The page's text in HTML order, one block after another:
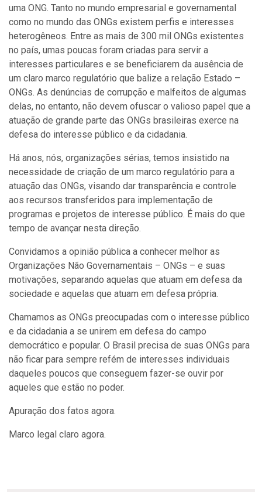
uma ONG. Tanto no mundo empresarial e governamental
como no mundo das ONGs existem perfis e interesses
heterogêneos. Entre as mais de 300 mil ONGs existentes
no país, umas poucas foram criadas para servir a
interesses particulares e se beneficiarem da ausência de
um claro marco regulatório que balize a relação Estado –
ONGs. As denúncias de corrupção e malfeitos de algumas
delas, no entanto, não devem ofuscar o valioso papel que a
atuação de grande parte das ONGs brasileiras exerce na
defesa do interesse público e da cidadania.
Há anos, nós, organizações sérias, temos insistido na
necessidade de criação de um marco regulatório para a
atuação das ONGs, visando dar transparência e controle
aos recursos transferidos para implementação de
programas e projetos de interesse público. É mais do que
tempo de avançar nesta direção.
Convidamos a opinião pública a conhecer melhor as
Organizações Não Governamentais – ONGs – e suas
motivações, separando aquelas que atuam em defesa da
sociedade e aquelas que atuam em defesa própria.
Chamamos as ONGs preocupadas com o interesse público
e da cidadania a se unirem em defesa do campo
democrático e popular. O Brasil precisa de suas ONGs para
não ficar para sempre refém de interesses individuais
daqueles poucos que conseguem fazer-se ouvir por
aqueles que estão no poder.
Apuração dos fatos agora.
Marco legal claro agora.